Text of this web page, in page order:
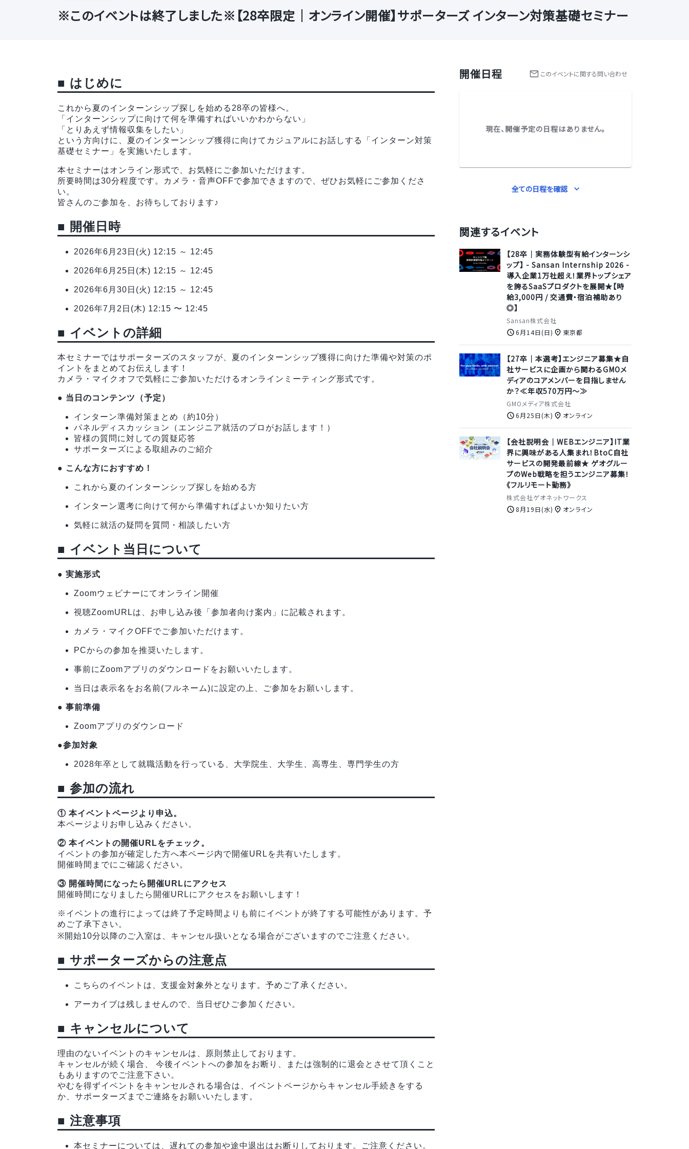
※このイベントは終了しました※【28卒限定｜オンライン開催】サポーターズ インターン対策基礎セミナー
■ はじめに
これから夏のインターンシップ探しを始める28卒の皆様へ。
「インターンシップに向けて何を準備すればいいかわからない」
「とりあえず情報収集をしたい」
という方向けに、夏のインターンシップ獲得に向けてカジュアルにお話しする「インターン対策
基礎セミナー」を実施いたします。
本セミナーはオンライン形式で、お気軽にご参加いただけます。
所要時間は30分程度です。カメラ・音声OFFで参加できますので、ぜひお気軽にご参加くださ
い。
皆さんのご参加を、お待ちしております♪
■ 開催日時
2026年6月23日(火) 12:15 ～ 12:45
2026年6月25日(木) 12:15 ～ 12:45
2026年6月30日(火) 12:15 ～ 12:45
2026年7月2日(木) 12:15 〜 12:45
■ イベントの詳細
本セミナーではサポーターズのスタッフが、夏のインターンシップ獲得に向けた準備や対策のポ
イントをまとめてお伝えします！
カメラ・マイクオフで気軽にご参加いただけるオンラインミーティング形式です。
● 当日のコンテンツ（予定）
インターン準備対策まとめ（約10分）
パネルディスカッション（エンジニア就活のプロがお話します！）
皆様の質問に対しての質疑応答
サポーターズによる取組みのご紹介
● こんな方におすすめ！
これから夏のインターンシップ探しを始める方
インターン選考に向けて何から準備すればよいか知りたい方
気軽に就活の疑問を質問・相談したい方
■ イベント当日について
● 実施形式
Zoomウェビナーにてオンライン開催
視聴ZoomURLは、お申し込み後「参加者向け案内」に記載されます。
カメラ・マイクOFFでご参加いただけます。
PCからの参加を推奨いたします。
事前にZoomアプリのダウンロードをお願いいたします。
当日は表示名をお名前(フルネーム)に設定の上、ご参加をお願いします。
● 事前準備
Zoomアプリのダウンロード
●参加対象
2028年卒として就職活動を行っている、大学院生、大学生、高専生、専門学生の方
■ 参加の流れ
① 本イベントページより申込。
本ページよりお申し込みください。
② 本イベントの開催URLをチェック。
イベントの参加が確定した方へ本ページ内で開催URLを共有いたします。
開催時間までにご確認ください。
③ 開催時間になったら開催URLにアクセス
開催時間になりましたら開催URLにアクセスをお願いします！
※イベントの進行によっては終了予定時間よりも前にイベントが終了する可能性があります。予
めご了承下さい。
※開始10分以降のご入室は、キャンセル扱いとなる場合がございますのでご注意ください。
■ サポーターズからの注意点
こちらのイベントは、支援金対象外となります。予めご了承ください。
アーカイブは残しませんので、当日ぜひご参加ください。
■ キャンセルについて
理由のないイベントのキャンセルは、原則禁止しております。
キャンセルが続く場合、 今後イベントへの参加をお断り、または強制的に退会とさせて頂くこと
もありますのでご注意下さい。
やむを得ずイベントをキャンセルされる場合は、イベントページからキャンセル手続きをする
か、サポーターズまでご連絡をお願いいたします。
■ 注意事項
本セミナーについては、遅れての参加や途中退出はお断りしております。ご注意ください。
開催日程 このイベントに関する問い合わせ
現在、開催予定の日程はありません。
全ての日程を確認
関連するイベント
【28卒｜実務体験型有給インターンシ
ップ】 - Sansan Internship 2026 -
導入企業1万社超え！業界トップシェア
を誇るSaaSプロダクトを展開★【時
給3,000円 / 交通費・宿泊補助あり
◎】
Sansan株式会社
6月14日(日)
東京都
【27卒｜本選考】エンジニア募集★自
社サービスに企画から関わるGMOメ
ディアのコアメンバーを目指しません
か？≪年収570万円～≫
GMOメディア株式会社
6月25日(木)
オンライン
【会社説明会｜WEBエンジニア】IT業
界に興味がある人集まれ！BtoC自社
サービスの開発最前線★ ゲオグルー
プのWeb戦略を担うエンジニア募集！
《フルリモート勤務》
株式会社ゲオネットワークス
8月19日(水)
オンライン